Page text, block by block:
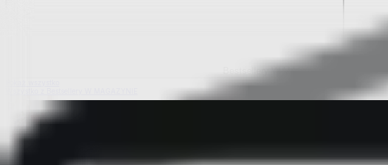
Bestsellery W MAGAZYNIE
Bestsellery z elastycznych pokrowców